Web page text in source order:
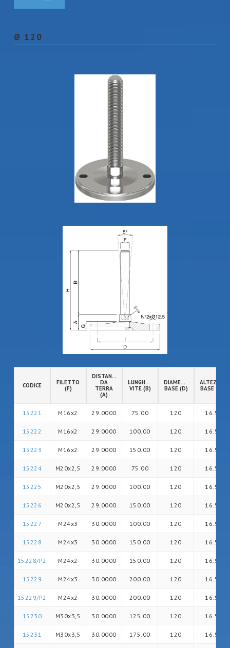
Ø 120
CODICE
FILETTO
(F)
DISTANZA
DA
TERRA
(A)
LUNGHEZZA
VITE (B)
DIAMETRO
BASE (D)
ALTEZZA
BASE (G)
15221 M16x2 29.0000 75.00 120 16.5
15222 M16x2 29.0000 100.00 120 16.5
15223 M16x2 29.0000 150.00 120 16.5
15224 M20x2,5 29.0000 75.00 120 16.5
15225 M20x2,5 29.0000 100.00 120 16.5
15226 M20x2,5 29.0000 150.00 120 16.5
15227 M24x3 30.0000 100.00 120 16.5
15228 M24x3 30.0000 150.00 120 16.5
15228/P2 M24x2 30.0000 150.00 120 16.5
15229 M24x3 30.0000 200.00 120 16.5
15229/P2 M24x2 30.0000 200.00 120 16.5
15230 M30x3,5 30.0000 125.00 120 16.5
15231 M30x3,5 30.0000 175.00 120 16.5